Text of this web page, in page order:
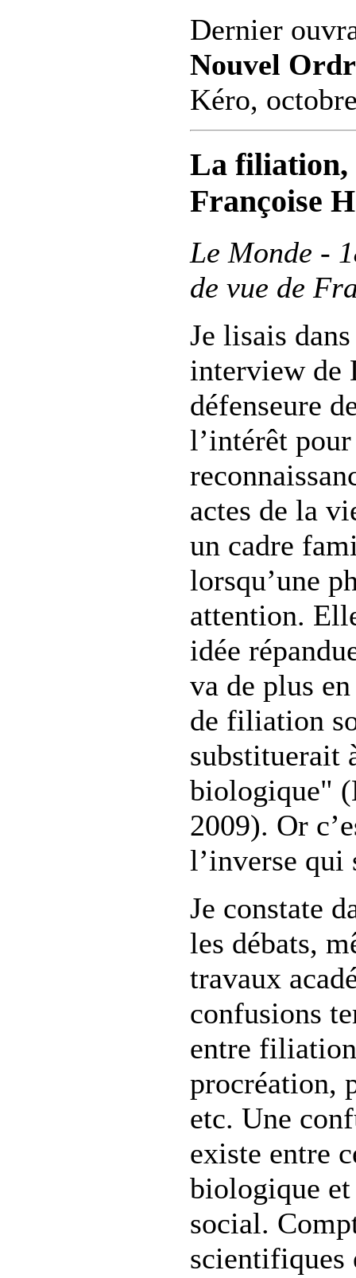
Dernier
Nouvel
Kéro,
La filiation,
Françoise
Le Monde -
de vue de
Je lisais
interview de
défenseure
l’intérêt
actes de la
un cadre
lorsqu’une
attention.
idée
va de plus
de filiation
substituerait
biologique"
2009). Or
l’inverse qui
Je constate
les débats,
travaux
confusions
entre
procréation,
etc. Une
existe entre
biologique
social.
scientifiques